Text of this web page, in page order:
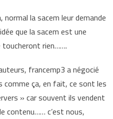
la sacem leur demande
que la sacem est une
toucheront rien…….
francemp3 a négocié
comme ça, en fait, ce sont les
» car souvent ils vendent
contenu…… c’est nous,